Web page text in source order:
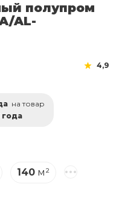
полупром
AL-
4,9
на товар
года
140 м²